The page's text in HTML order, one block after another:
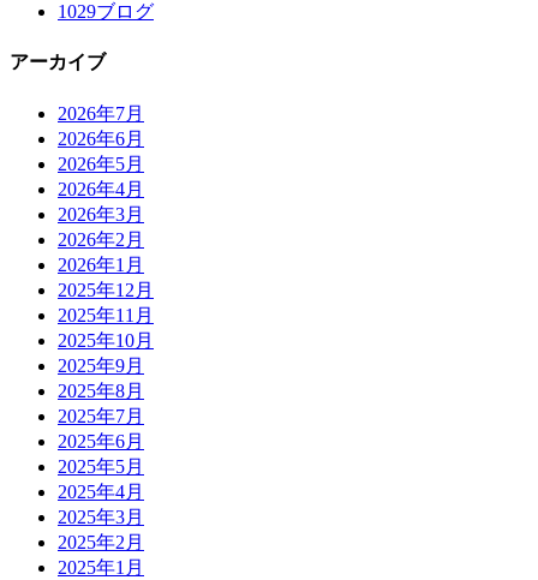
1029ブログ
アーカイブ
2026年7月
2026年6月
2026年5月
2026年4月
2026年3月
2026年2月
2026年1月
2025年12月
2025年11月
2025年10月
2025年9月
2025年8月
2025年7月
2025年6月
2025年5月
2025年4月
2025年3月
2025年2月
2025年1月